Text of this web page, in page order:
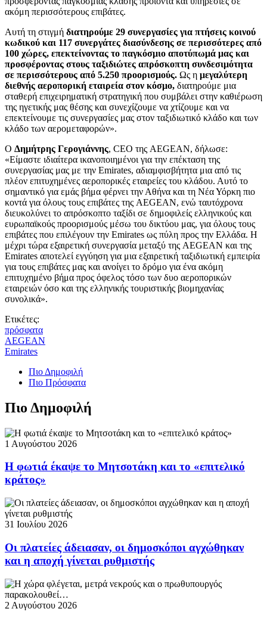
ακόμη περισσότερους επιβάτες.
Αυτή τη στιγμή διατηρούμε 29 συνεργασίες για πτήσεις κοινού
κωδικού και 117 συνεργάτες διασύνδεσης σε περισσότερες από
100 χώρες, επεκτείνοντας το παγκόσμιο αποτύπωμά μας και
προσφέροντας στους ταξιδιώτες απρόσκοπτη συνδεσιμότητα
σε περισσότερους από 5.250 προορισμούς. Ως η μεγαλύτερη
διεθνής αεροπορική εταιρεία στον κόσμο, διατηρούμε μια
σταθερή επιχειρηματική στρατηγική που συμβάλει στην καθιέρωση
της ηγετικής μας θέσης και συνεχίζουμε να χτίζουμε και να
επεκτείνουμε τις συνεργασίες μας στον ταξιδιωτικό κλάδο και των
κλάδο των αερομεταφορών».
Ο Δημήτρης Γερογιάννης, CEO της AEGEAN, δήλωσε:
«Είμαστε ιδιαίτερα ικανοποιημένοι για την επέκταση της
συνεργασίας μας με την Emirates, αδιαμφισβήτητα μια από τις
πλέον επιτυχημένες αεροπορικές εταιρείες του κλάδου. Αυτό το
σημαντικό για εμάς βήμα φέρνει την Αθήνα και τη Νέα Υόρκη πιο
κοντά για όλους τους επιβάτες της AEGEAN, ενώ ταυτόχρονα
διευκολύνει το απρόσκοπτο ταξίδι σε δημοφιλείς ελληνικούς και
ευρωπαϊκούς προορισμούς μέσω του δικτύου μας, για όλους τους
επιβάτες που επιλέγουν την Emirates ως πύλη προς την Ελλάδα. Η
μέχρι τώρα εξαιρετική συνεργασία μεταξύ της AEGEAN και της
Emirates αποτελεί εγγύηση για μια εξαιρετική ταξιδιωτική εμπειρία
για τους επιβάτες μας και ανοίγει το δρόμο για ένα ακόμη
επιτυχημένο βήμα προς όφελος τόσο των δυο αεροπορικών
εταιρειών όσο και της ελληνικής τουριστικής βιομηχανίας
συνολικά».
Ετικέτες:
πρόσφατα
AEGEAN
Emirates
Πιο Δημοφιλή
Πιο Πρόσφατα
Πιο Δημοφιλή
1 Αυγούστου 2026
Η φωτιά έκαψε το Μητσοτάκη και το «επιτελικό
κράτος»
31 Ιουλίου 2026
Οι πλατείες άδειασαν, οι δημοσκόποι αγχώθηκαν
και η αποχή γίνεται ρυθμιστής
2 Αυγούστου 2026